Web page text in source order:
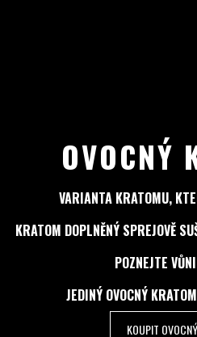
OVOCNÝ
VARIANTA KRATOMU,
KRATOM DOPLNĚNÝ SPREJOVĚ
POZNEJTE
JEDINÝ OVOCNÝ
KOUPIT